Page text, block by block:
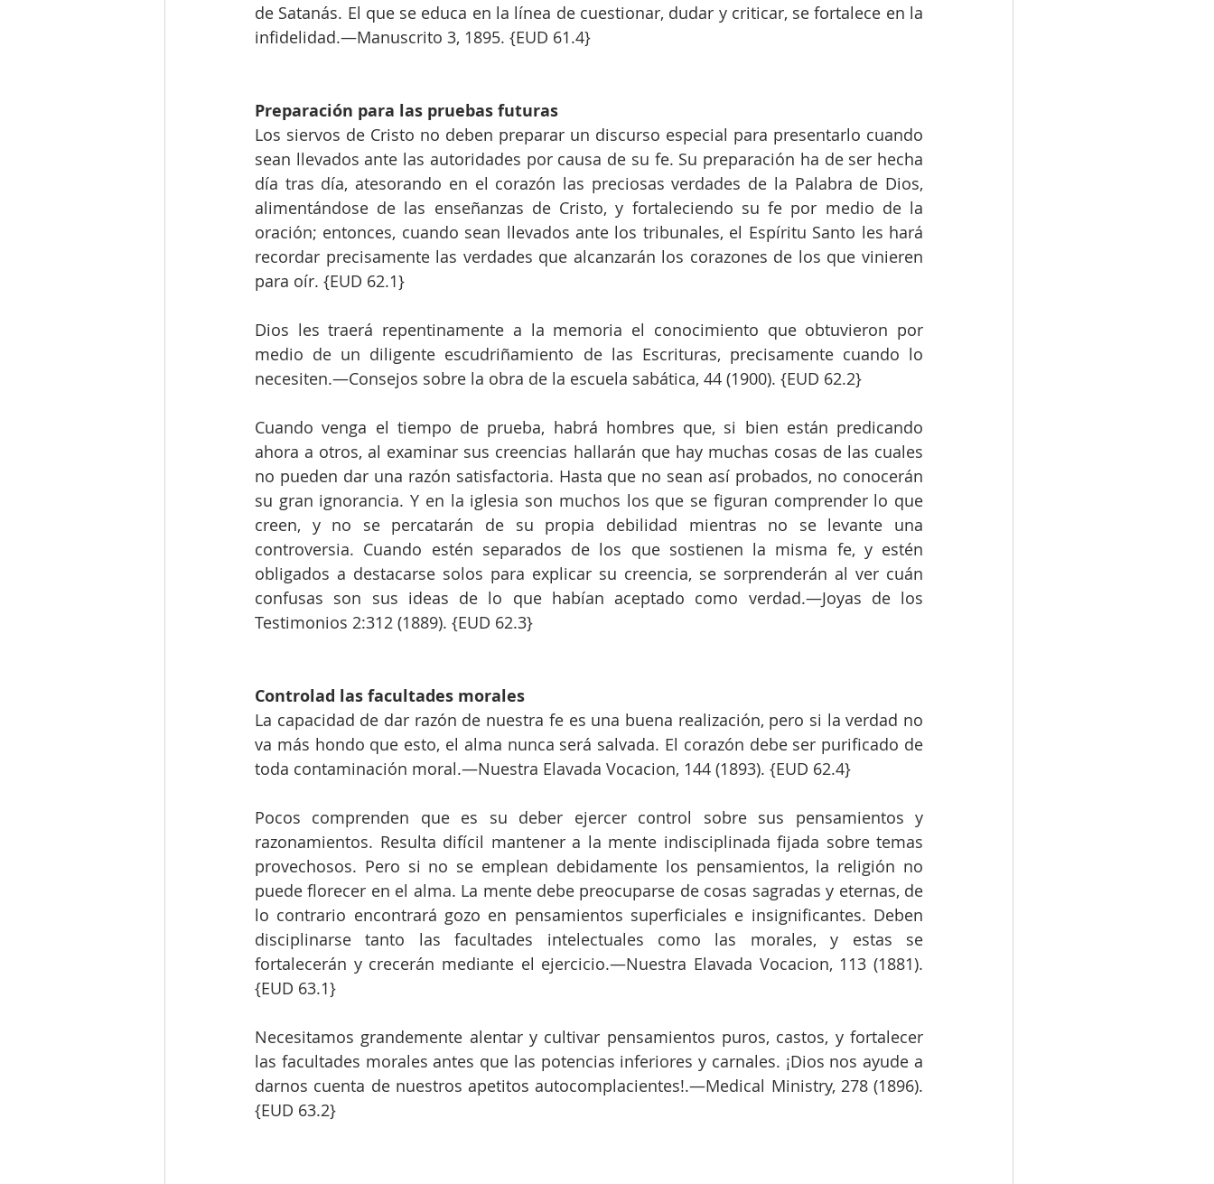
de Satanás. El que se educa en la línea de cuestionar, dudar y criticar, se fortalece en la
infidelidad.—Manuscrito 3, 1895. {EUD 61.4}
Preparación para las pruebas futuras
Los siervos de Cristo no deben preparar un discurso especial para presentarlo cuando
sean llevados ante las autoridades por causa de su fe. Su preparación ha de ser hecha
día tras día, atesorando en el corazón las preciosas verdades de la Palabra de Dios,
alimentándose de las enseñanzas de Cristo, y fortaleciendo su fe por medio de la
oración; entonces, cuando sean llevados ante los tribunales, el Espíritu Santo les hará
recordar precisamente las verdades que alcanzarán los corazones de los que vinieren
para oír. {EUD 62.1}
Dios les traerá repentinamente a la memoria el conocimiento que obtuvieron por
medio de un diligente escudriñamiento de las Escrituras, precisamente cuando lo
necesiten.—Consejos sobre la obra de la escuela sabática, 44 (1900). {EUD 62.2}
Cuando venga el tiempo de prueba, habrá hombres que, si bien están predicando
ahora a otros, al examinar sus creencias hallarán que hay muchas cosas de las cuales
no pueden dar una razón satisfactoria. Hasta que no sean así probados, no conocerán
su gran ignorancia. Y en la iglesia son muchos los que se figuran comprender lo que
creen, y no se percatarán de su propia debilidad mientras no se levante una
controversia. Cuando estén separados de los que sostienen la misma fe, y estén
obligados a destacarse solos para explicar su creencia, se sorprenderán al ver cuán
confusas son sus ideas de lo que habían aceptado como verdad.—Joyas de los
Testimonios 2:312 (1889). {EUD 62.3}
Controlad las facultades morales
La capacidad de dar razón de nuestra fe es una buena realización, pero si la verdad no
va más hondo que esto, el alma nunca será salvada. El corazón debe ser purificado de
toda contaminación moral.—Nuestra Elavada Vocacion, 144 (1893). {EUD 62.4}
Pocos comprenden que es su deber ejercer control sobre sus pensamientos y
razonamientos. Resulta difícil mantener a la mente indisciplinada fijada sobre temas
provechosos. Pero si no se emplean debidamente los pensamientos, la religión no
puede florecer en el alma. La mente debe preocuparse de cosas sagradas y eternas, de
lo contrario encontrará gozo en pensamientos superficiales e insignificantes. Deben
disciplinarse tanto las facultades intelectuales como las morales, y estas se
fortalecerán y crecerán mediante el ejercicio.—Nuestra Elavada Vocacion, 113 (1881).
{EUD 63.1}
Necesitamos grandemente alentar y cultivar pensamientos puros, castos, y fortalecer
las facultades morales antes que las potencias inferiores y carnales. ¡Dios nos ayude a
darnos cuenta de nuestros apetitos autocomplacientes!.—Medical Ministry, 278 (1896).
{EUD 63.2}